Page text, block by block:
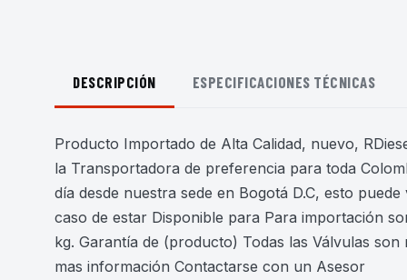
DESCRIPCIÓN ESPECIFICACIONES TÉCNICAS
Producto Importado de Alta Calidad, nuevo,
la Transportadora de preferencia para toda
día desde nuestra sede en Bogotá D.C, esto
caso de estar Disponible para Para importación
kg. Garantía de (producto) Todas las Válvulas
mas información Contactarse con un Asesor